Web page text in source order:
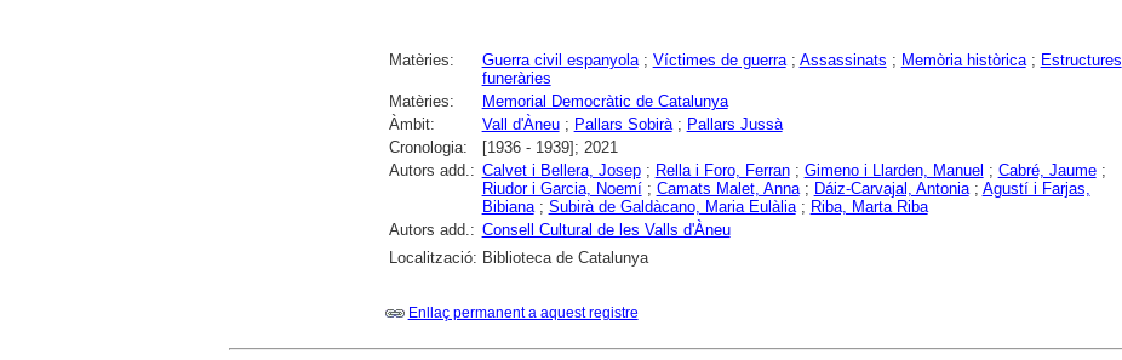
Matèries: Guerra civil espanyola; Víctimes de guerra; Assassinats ; Memòria històrica; Estructures
funeràries
Matèries:
Memorial Democràtic de Catalunya
Àmbit:
Vall d'Àneu; Pallars Sobirà; Pallars Jussà
Cronologia:
[1936 - 1939]; 2021
Autors add.: Calvet i Bellera, Josep; Rella i Foro, Ferran; Gimeno i Llarden, Manuel ; Cabré, Jaume;
Riudor i Garcia, Noemí; Camats Malet, Anna; Dáiz-Carvajal, Antonia; Agustí i Farjas,
Bibiana; Subirà de Galdàcano, Maria Eulàlia; Riba, Marta Riba
Autors add.: Consell Cultural de les Valls d'Àneu
Localització: Biblioteca de Catalunya
Enllaç permanent a aquest registre